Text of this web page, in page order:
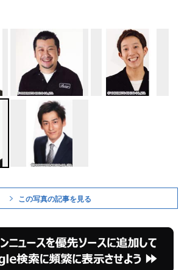
この写真の記事を見る